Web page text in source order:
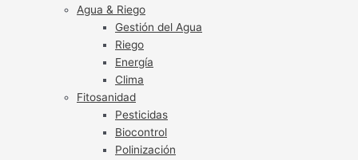
Agua & Riego
Gestión del Agua
Riego
Energía
Clima
Fitosanidad
Pesticidas
Biocontrol
Polinización